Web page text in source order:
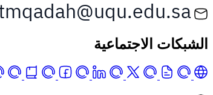
الشبكات الاجتماعية